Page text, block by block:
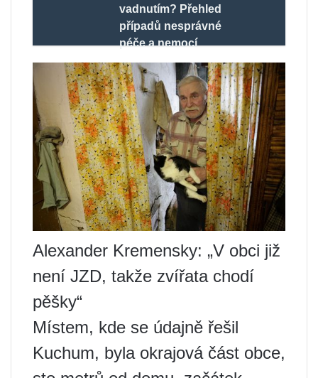
vadnutím? Přehled
případů nesprávné
péče a nemocí
Alexander Kremensky: „V obci již
není JZD, takže zvířata chodí
pěšky“
Místem, kde se údajně řešil
Kuchum, byla okrajová část obce,